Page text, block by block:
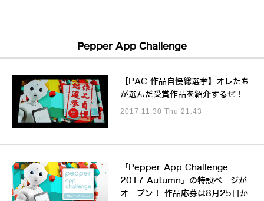
Pepper App Challenge
【PAC 作品自慢総選挙】オレたち
が選んだ受賞作品を紹介するぜ！
2017.11.30 Thu 21:43
「Pepper App Challenge
2017 Autumn」の特設ページが
オープン！ 作品応募は8月25日か